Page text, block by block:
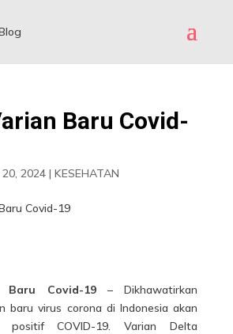
Baru Covid-
2024| KESEHATAN
Baru Covid-19– Dikhawatirkan
baru virus corona di Indonesia akan
positif COVID-19. Varian Delta